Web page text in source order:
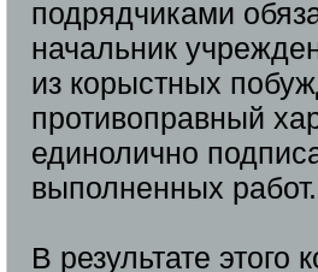
подрядчиками
начальник
из корыстных
противоправный
единолично
выполненных работ.
В результате этого